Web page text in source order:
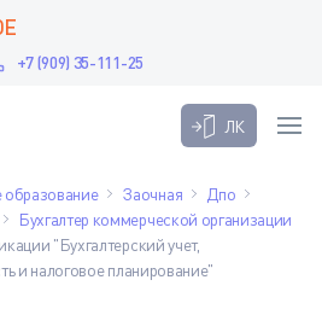
+7 (909) 35-111-25
ЛК
образование Заочная
Дпо
Бухгалтер коммерческой организации
"Бухгалтерский учет,
и налоговое планирование"